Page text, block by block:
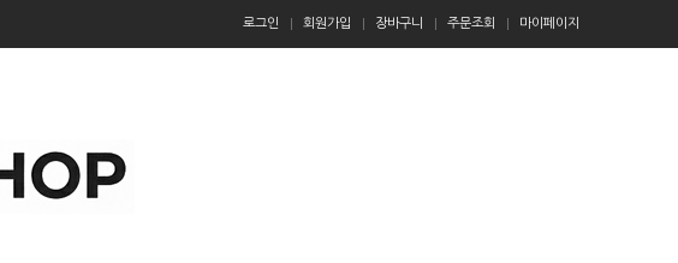
로그인 회원가입 장바구니 주문조회 마이페이지